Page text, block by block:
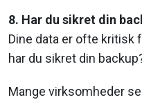
8. Har du sikret din
Dine data er ofte kritisk
har du sikret din
Mange virksomheder